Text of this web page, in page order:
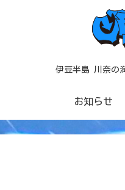
伊豆半島 川奈の
お知らせ